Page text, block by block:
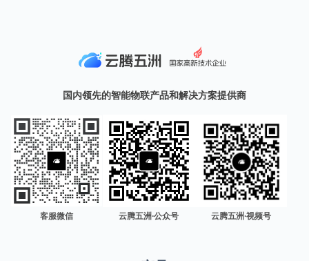
国内领先的智能物联产品和解决方案提供商
客服微信 云腾五洲·公众号 云腾五洲·视频号